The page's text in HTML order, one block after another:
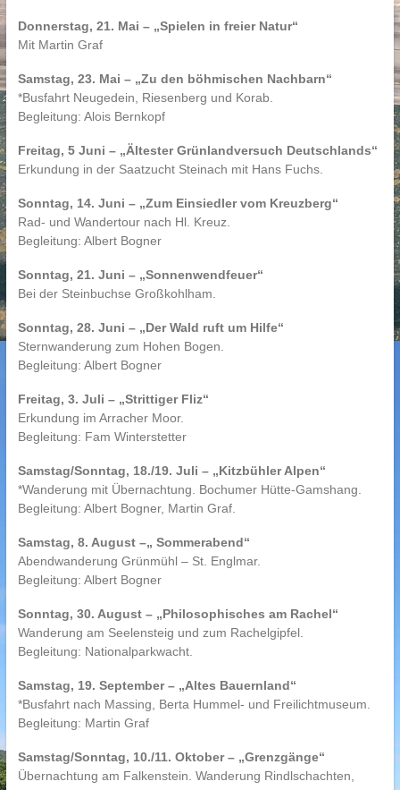
Donnerstag, 21. Mai – „Spielen in freier Natur“
Mit Martin Graf
Samstag, 23. Mai – „Zu den böhmischen Nachbarn“
*Busfahrt Neugedein, Riesenberg und Korab.
Begleitung: Alois Bernkopf
Freitag, 5 Juni – „Ältester Grünlandversuch Deutschlands“
Erkundung in der Saatzucht Steinach mit Hans Fuchs.
Sonntag, 14. Juni – „Zum Einsiedler vom Kreuzberg“
Rad- und Wandertour nach Hl. Kreuz.
Begleitung: Albert Bogner
Sonntag, 21. Juni – „Sonnenwendfeuer“
Bei der Steinbuchse Großkohlham.
Sonntag, 28. Juni – „Der Wald ruft um Hilfe“
Sternwanderung zum Hohen Bogen.
Begleitung: Albert Bogner
Freitag, 3. Juli – „Strittiger Fliz“
Erkundung im Arracher Moor.
Begleitung: Fam Winterstetter
Samstag/Sonntag, 18./19. Juli – „Kitzbühler Alpen“
*Wanderung mit Übernachtung. Bochumer Hütte-Gamshang.
Begleitung: Albert Bogner, Martin Graf.
Samstag, 8. August –„ Sommerabend“
Abendwanderung Grünmühl – St. Englmar.
Begleitung: Albert Bogner
Sonntag, 30. August – „Philosophisches am Rachel“
Wanderung am Seelensteig und zum Rachelgipfel.
Begleitung: Nationalparkwacht.
Samstag, 19. September – „Altes Bauernland“
*Busfahrt nach Massing, Berta Hummel- und Freilichtmuseum.
Begleitung: Martin Graf
Samstag/Sonntag, 10./11. Oktober – „Grenzgänge“
Übernachtung am Falkenstein. Wanderung Rindlschachten,